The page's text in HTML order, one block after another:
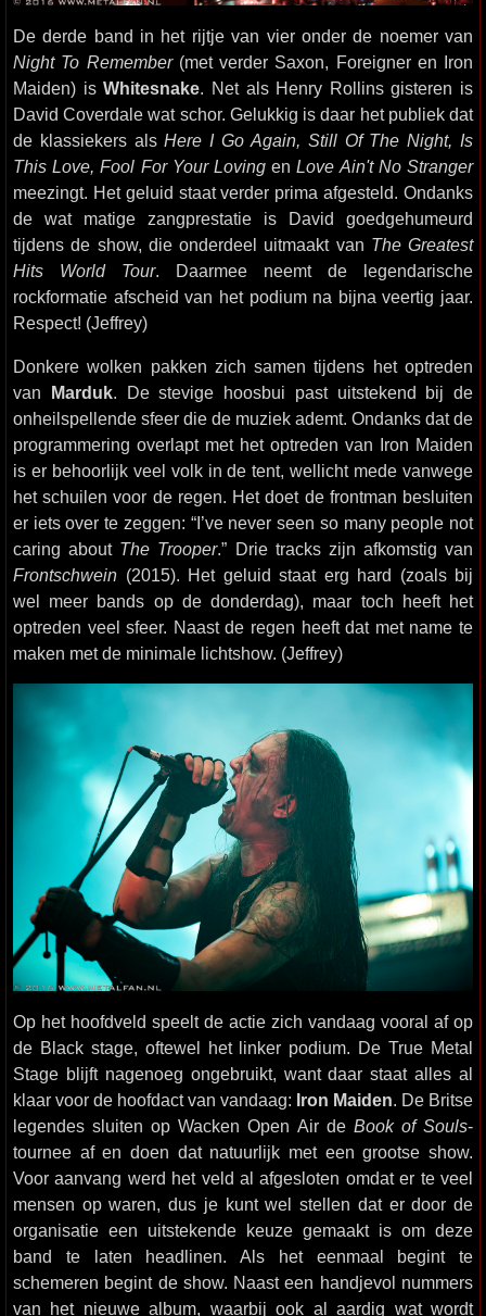
De derde band in het rijtje van vier onder de noemer van
Night To Remember(met verder Saxon, Foreigner en Iron
Maiden) isWhitesnake. Net als Henry Rollins gisteren is
David Coverdale wat schor. Gelukkig is daar het publiek dat
de klassiekers alsHere I Go Again, Still Of The Night, Is
This Love, Fool For Your Loving enLove Ain't No Stranger
meezingt. Het geluid staat verder prima afgesteld. Ondanks
de wat matige zangprestatie is David goedgehumeurd
tijdens de show, die onderdeel uitmaakt van The Greatest
Hits World Tour. Daarmee neemt de legendarische
rockformatie afscheid van het podium na bijna veertig jaar.
Respect! (Jeffrey)
Donkere wolken pakken zich samen tijdens het optreden
van Marduk. De stevige hoosbui past uitstekend bij de
onheilspellende sfeer die de muziek ademt. Ondanks dat de
programmering overlapt met het optreden van Iron Maiden
is er behoorlijk veel volk in de tent, wellicht mede vanwege
het schuilen voor de regen. Het doet de frontman besluiten
er iets over te zeggen: “I’ve never seen so many people not
caring about The Trooper.” Drie tracks zijn afkomstig van
Frontschwein (2015). Het geluid staat erg hard (zoals bij
wel meer bands op de donderdag), maar toch heeft het
optreden veel sfeer. Naast de regen heeft dat met name te
maken met de minimale lichtshow. (Jeffrey)
Op het hoofdveld speelt de actie zich vandaag vooral af op
de Black stage, oftewel het linker podium. De True Metal
Stage blijft nagenoeg ongebruikt, want daar staat alles al
klaar voor de hoofdact van vandaag: Iron Maiden. De Britse
legendes sluiten op Wacken Open Air de Book of Souls-
tournee af en doen dat natuurlijk met een grootse show.
Voor aanvang werd het veld al afgesloten omdat er te veel
mensen op waren, dus je kunt wel stellen dat er door de
organisatie een uitstekende keuze gemaakt is om deze
band te laten headlinen. Als het eenmaal begint te
schemeren begint de show. Naast een handjevol nummers
van het nieuwe album, waarbij ook al aardig wat wordt